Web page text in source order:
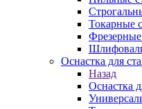
Токарные
Оснастка для
Назад
Оснастка